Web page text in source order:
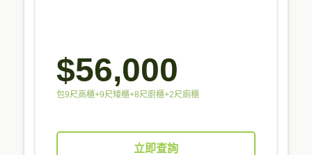
$56,000
包9尺高櫃+9尺矮櫃+8尺廚櫃+2尺廁櫃
立即查詢